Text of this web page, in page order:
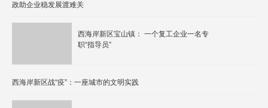
政助企业稳发展渡难关
西海岸新区宝山镇： 一个复工企业一名专
职“指导员”
西海岸新区战“疫”：一座城市的文明实践